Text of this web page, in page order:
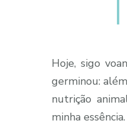
Hoje, sigo
germinou:
nutrição
minha essência.